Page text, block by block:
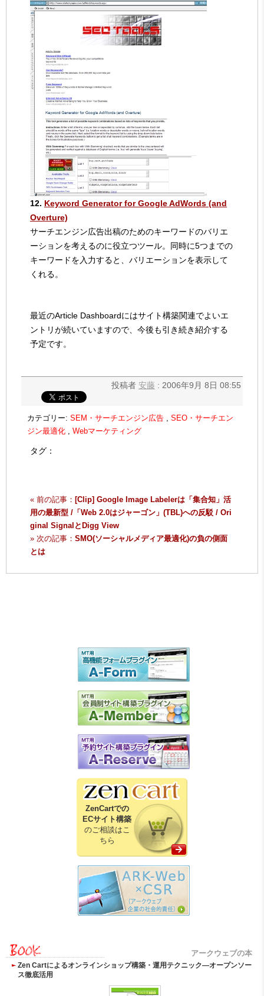
12. Keyword Generator for Google AdWords (and
Overture)
サーチエンジン広告出稿のためのキーワードのバリエ
ーションを考えるのに役立つツール。同時に5つまでの
キーワードを入力すると、バリエーションを表示して
くれる。
最近のArticle Dashboardにはサイト構築関連でよいエ
ントリが続いていますので、今後も引き続き紹介する
予定です。
投稿者 安藤 : 2006年9月 8日 08:55
カテゴリー: SEM・サーチエンジン広告
SEO・サーチエン
ジン最適化
Webマーケティング
タグ：
« 前の記事： [Clip] Google Image Labelerは「集合知」活
用の最新型 /「Web 2.0はジャーゴン」(TBL)への反駁 / Ori
ginal SignalとDigg View
» 次の記事： SMO(ソーシャルメディア最適化)の負の側面
とは
ZenCartでの
ECサイト構築
のご相談はこ
ちら
アークウェブの本
Zen Cartによるオンラインショップ構築・運用テクニック―オープンソー
ス徹底活用